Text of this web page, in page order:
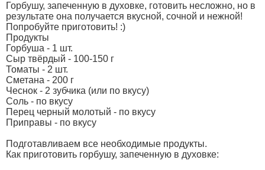
Горбушу, запеченную в духовке, готовить несложно, но в
результате она получается вкусной, сочной и нежной!
Попробуйте приготовить! :)
Продукты
Горбуша - 1 шт.
Сыр твёрдый - 100-150 г
Томаты - 2 шт.
Сметана - 200 г
Чеснок - 2 зубчика (или по вкусу)
Соль - по вкусу
Перец черный молотый - по вкусу
Приправы - по вкусу
Подготавливаем все необходимые продукты.
Как приготовить горбушу, запеченную в духовке: